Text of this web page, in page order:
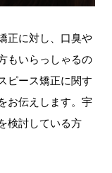
正に対し、口臭や
もいらっしゃるの
ピース矯正に関す
お伝えします。宇
検討している方